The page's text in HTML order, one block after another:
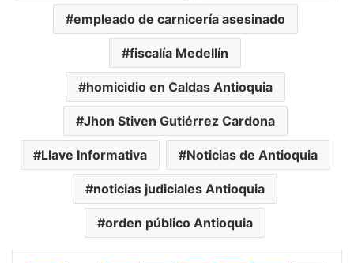
empleado de carnicería asesinado
fiscalía Medellín
homicidio en Caldas Antioquia
Jhon Stiven Gutiérrez Cardona
Llave Informativa Noticias de Antioquia
noticias judiciales Antioquia
orden público Antioquia